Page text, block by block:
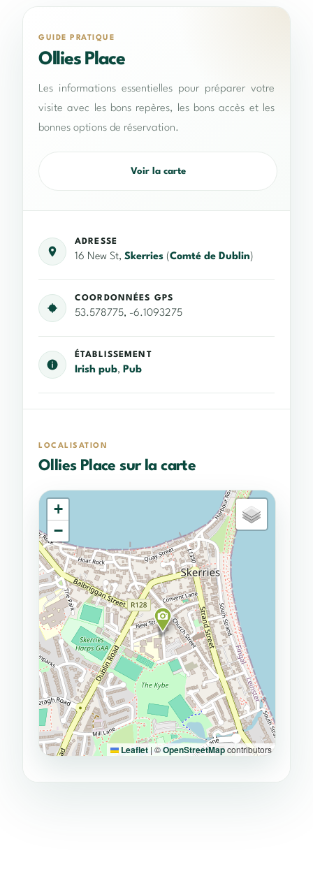
GUIDE PRATIQUE
Ollies Place
Les informations essentielles pour préparer votre
visite avec les bons repères, les bons accès et les
bonnes options de réservation.
Voir la carte
ADRESSE
16 New St, Skerries (Comté de Dublin)
COORDONNÉES GPS
53.578775, -6.1093275
ÉTABLISSEMENT
Irish pub, Pub
LOCALISATION
Ollies Place sur la carte
+
−
Leaflet | ©OpenStreetMapcontributors